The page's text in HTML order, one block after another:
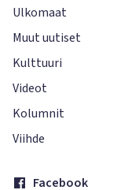
Ulkomaat
Muut uutiset
Kulttuuri
Videot
Kolumnit
Viihde
Facebook